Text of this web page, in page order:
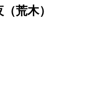
荒木）